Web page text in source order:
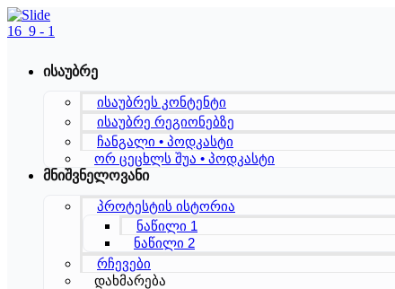
Skip
to
ისაუბრე
ისაუბრეს კონტენტი
ისაუბრე რეგიონებზე
ჩანგალი • პოდკასტი
ორ ცეცხლს შუა • პოდკასტი
მნიშვნელოვანი
პროტესტის ისტორია
ნაწილი 1
ნაწილი 2
რჩევები
დახმარება